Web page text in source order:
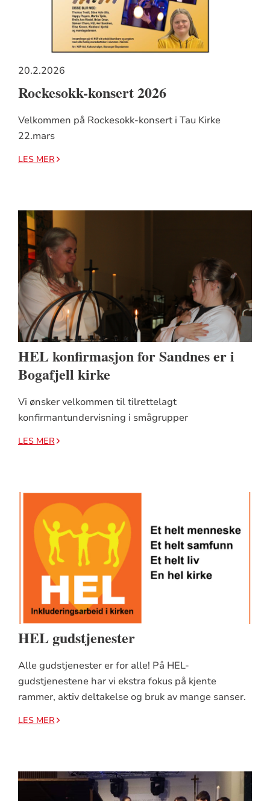
20.2.2026
Rockesokk-konsert 2026
Velkommen på Rockesokk-konsert i Tau Kirke
22.mars
LES MER
HEL konfirmasjon for Sandnes er i
Bogafjell kirke
Vi ønsker velkommen til tilrettelagt
konfirmantundervisning i smågrupper
LES MER
HEL gudstjenester
Alle gudstjenester er for alle! På HEL-
gudstjenestene har vi ekstra fokus på kjente
rammer, aktiv deltakelse og bruk av mange sanser.
LES MER